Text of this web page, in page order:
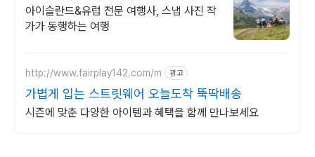
아이슬란드&유럽 전문 여행사, 스냅 사진 작
가가 동행하는 여행
http://www.fairplay142.com/m 광고
가볍게 입는 스트릿웨어 오늘도착 뚝딱배송
시즌에 맞춘 다양한 아이템과 혜택을 함께 만나보세요